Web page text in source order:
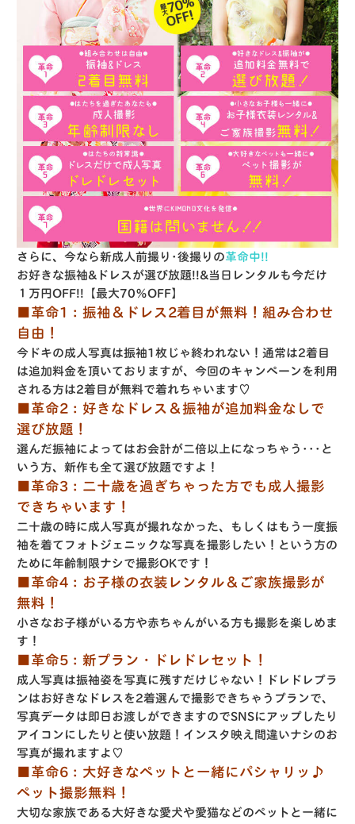
さらに、今なら新成人前撮り･後撮りの革命中!!
お好きな振袖&ドレスが選び放題!!&当日レンタルも今だけ
１万円OFF!!【最大70％OFF】
■革命1：振袖＆ドレス2着目が無料！組み合わせ
自由！
今ドキの成人写真は振袖1枚じゃ終われない！通常は2着目
は追加料金を頂いておりますが、今回のキャンペーンを利用
される方は2着目が無料で着れちゃいます♡
■革命2：好きなドレス＆振袖が追加料金なしで
選び放題！
選んだ振袖によってはお会計が二倍以上になっちゃう･･･と
いう方、新作も全て選び放題ですよ！
■革命3：二十歳を過ぎちゃった方でも成人撮影
できちゃいます！
二十歳の時に成人写真が撮れなかった、もしくはもう一度振
袖を着てフォトジェニックな写真を撮影したい！という方の
ために年齢制限ナシで撮影OKです！
■革命4：お子様の衣装レンタル＆ご家族撮影が
無料！
小さなお子様がいる方や赤ちゃんがいる方も撮影を楽しめま
す！
■革命5：新プラン・ドレドレセット！
成人写真は振袖姿を写真に残すだけじゃない！ドレドレプラ
ンはお好きなドレスを2着選んで撮影できちゃうプランで、
写真データは即日お渡しができますのでSNSにアップしたり
アイコンにしたりと使い放題！インスタ映え間違いナシのお
写真が撮れますよ♡
■革命6：大好きなペットと一緒にパシャリッ♪
ペット撮影無料！
大切な家族である大好きな愛犬や愛猫などのペットと一緒に